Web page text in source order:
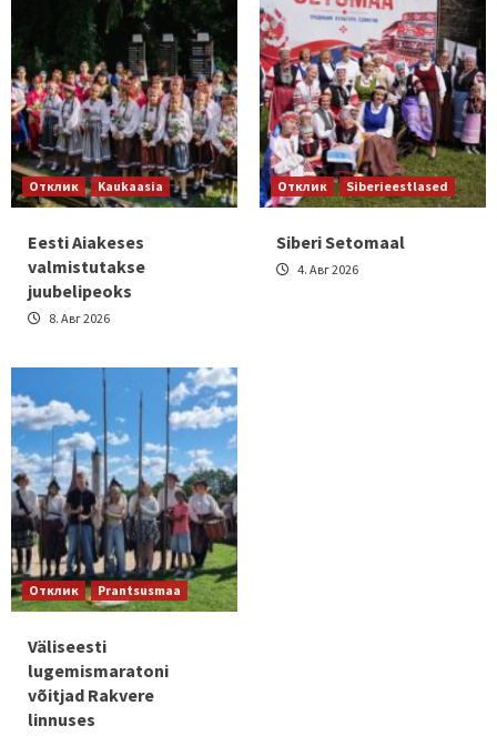
Отклик Kaukaasia
Eesti Aiakeses
valmistutakse
juubelipeoks
8. Авг 2026
Отклик Siberieestlased
Siberi Setomaal
4. Авг 2026
Отклик Prantsusmaa
Väliseesti
lugemismaratoni
võitjad Rakvere
linnuses